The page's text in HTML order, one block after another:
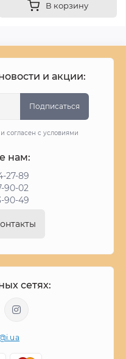
В корзину
и акции:
Подписаться
согласен с условиями
нам:
27-89
90-02
90-49
сетях: